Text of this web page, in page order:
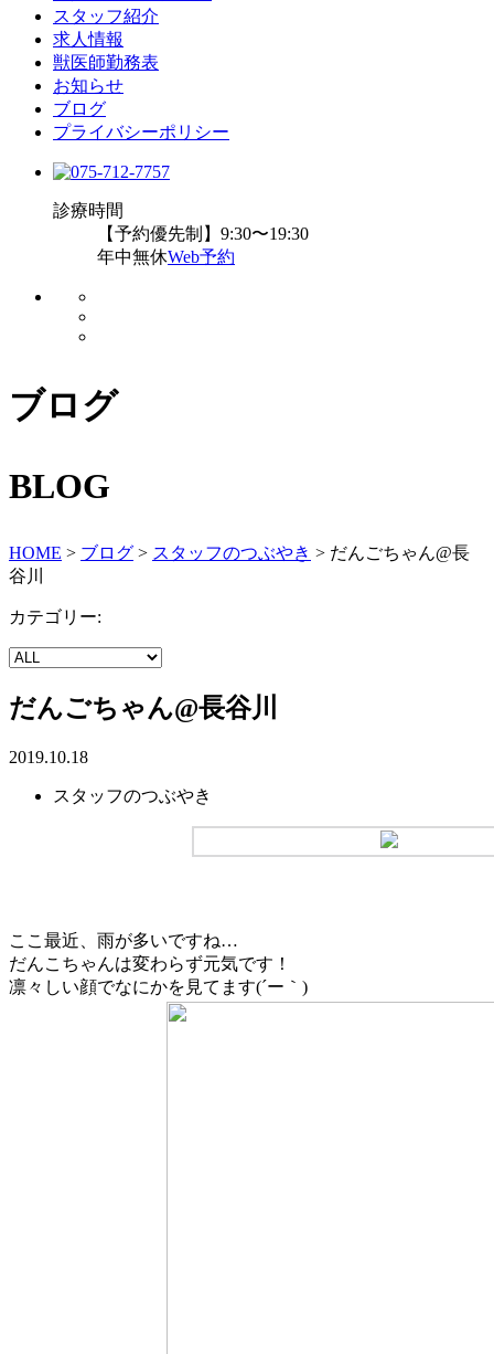
スタッフ紹介
求人情報
獣医師勤務表
お知らせ
ブログ
プライバシーポリシー
診療時間
【予約優先制】9:30〜19:30
年中無休Web予約
ブログ
BLOG
HOME > ブログ > スタッフのつぶやき > だんごちゃん@長
谷川
カテゴリー:
だんごちゃん@長谷川
2019.10.18
スタッフのつぶやき
ここ最近、雨が多いですね…
だんこちゃんは変わらず元気です！
凛々しい顔でなにかを見てます(´ー｀)